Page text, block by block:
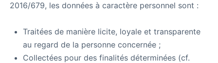
2016/679, les données à caractère personnel sont :
Traitées de manière licite, loyale et transparente
au regard de la personne concernée ;
Collectées pour des finalités déterminées (cf.